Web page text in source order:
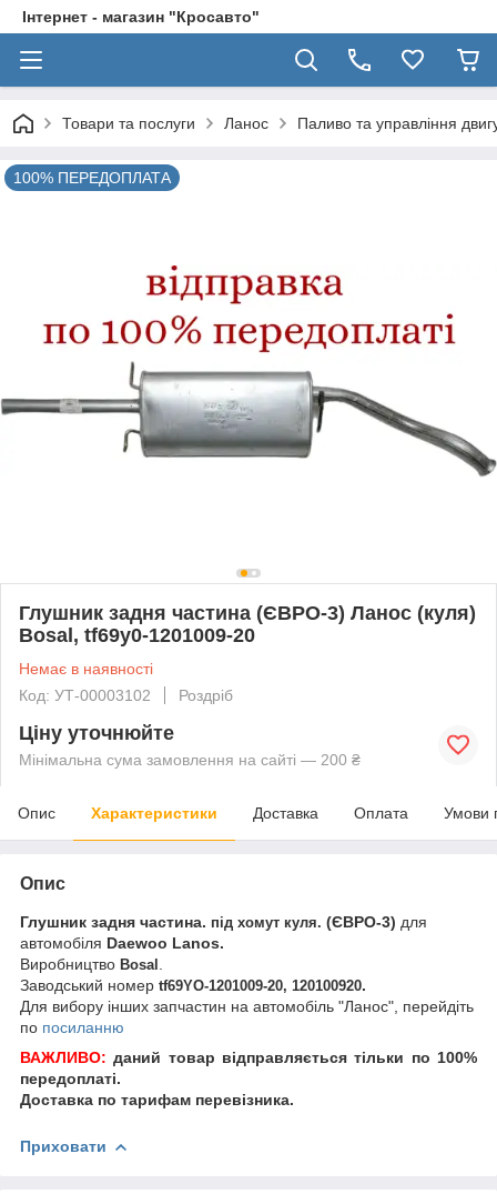
Інтернет - магазин "Кросавто"
Товари та послуги Ланос Паливо та управління
100% ПЕРЕДОПЛАТА
Глушник задня частина (ЄВРО-3) Ланос (куля)
Bosal, tf69y0-1201009-20
Немає в наявності
Код: УТ-00003102
Роздріб
Ціну уточнюйте
Мінімальна сума замовлення на сайті — 200 ₴
Опис Характеристики Доставка Оплата Умови
Опис
Глушник задня частина. під хомут куля. (ЄВРО-3) для
автомобіля Daewoo Lanos.
Виробництво Bosal
Заводський номер tf69YO-1201009-20, 120100920.
Для вибору інших запчастин на автомобіль "Ланос", перейдіть
по посиланню
ВАЖЛИВО: даний товар відправляється тільки по 100%
передоплаті.
Доставка по тарифам перевізника.
Приховати